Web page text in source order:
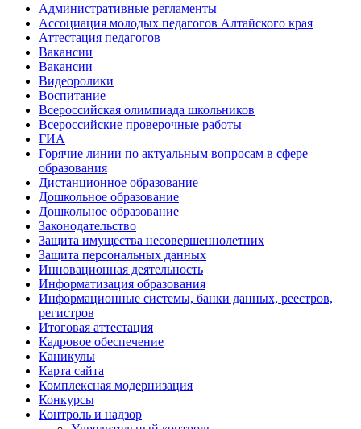
Административные регламенты
Ассоциация молодых педагогов Алтайского края
Аттестация педагогов
Вакансии
Вакансии
Видеоролики
Воспитание
Всероссийская олимпиада школьников
Всероссийские проверочные работы
ГИА
Горячие линии по актуальным вопросам в сфере
образования
Дистанционное образование
Дошкольное образование
Дошкольное образование
Законодательство
Защита имущества несовершеннолетних
Защита персональных данных
Инновационная деятельность
Информатизация образования
Информационные системы, банки данных, реестров,
регистров
Итоговая аттестация
Кадровое обеспечение
Каникулы
Карта сайта
Комплексная модернизация
Конкурсы
Контроль и надзор